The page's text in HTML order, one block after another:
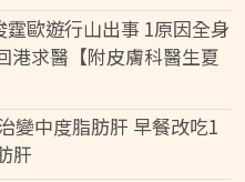
歐遊行山出事 1原因全身
港求醫【附皮膚科醫生夏
變中度脂肪肝 早餐改吃1
肝